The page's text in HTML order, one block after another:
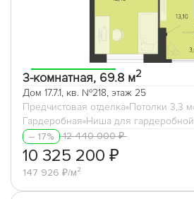
3-комнатная, 69.8 м2
Дом 17.7.1, кв. №218, этаж 25
Предчистовая отделка Потолки 3,3 м
Гардеробная Ниша для гардеробной
– 17%
12 440 000 ₽
10 325 200 ₽
147 926 ₽/м²